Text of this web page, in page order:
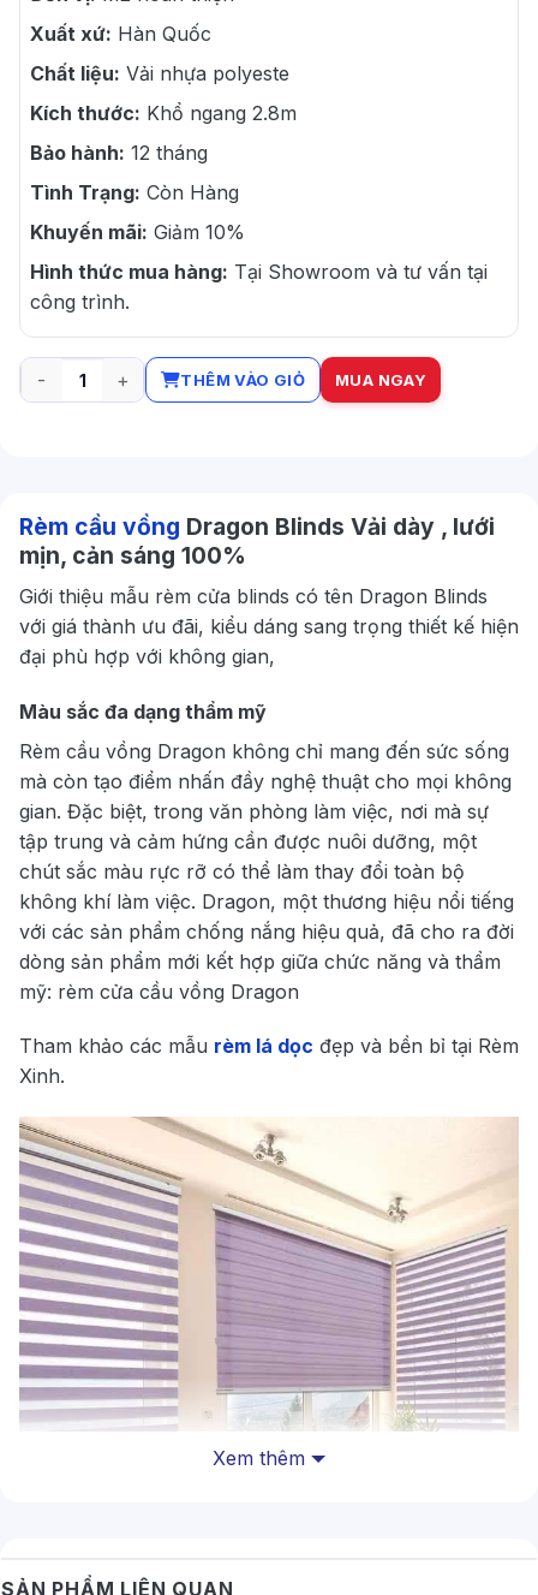
Xuất xứ: Hàn Quốc
Chất liệu: Vải nhựa polyeste
Kích thước: Khổ ngang 2.8m
Bảo hành: 12 tháng
Tình Trạng: Còn Hàng
Khuyến mãi: Giảm 10%
Hình thức mua hàng: Tại Showroom và tư vấn tại
công trình.
Rèm cầu vồng Dragon Blinds số lượng
THÊM VÀO GIỎ MUA NGAY
Rèm cầu vồng Dragon Blinds Vải dày , lưới
mịn, cản sáng 100%
Giới thiệu mẫu rèm cửa blinds có tên Dragon Blinds
với giá thành ưu đãi, kiểu dáng sang trọng thiết kế hiện
đại phù hợp với không gian,
Màu sắc đa dạng thẩm mỹ
Rèm cầu vồng Dragon không chỉ mang đến sức sống
mà còn tạo điểm nhấn đầy nghệ thuật cho mọi không
gian. Đặc biệt, trong văn phòng làm việc, nơi mà sự
tập trung và cảm hứng cần được nuôi dưỡng, một
chút sắc màu rực rỡ có thể làm thay đổi toàn bộ
không khí làm việc. Dragon, một thương hiệu nổi tiếng
với các sản phẩm chống nắng hiệu quả, đã cho ra đời
dòng sản phẩm mới kết hợp giữa chức năng và thẩm
mỹ: rèm cửa cầu vồng Dragon
Tham khảo các mẫu rèm lá dọc đẹp và bền bỉ tại Rèm
Xinh.
Xem thêm
SẢN PHẨM LIÊN QUAN